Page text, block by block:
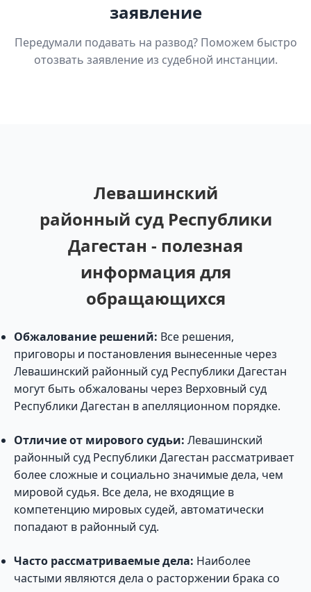
заявление
Передумали подавать на развод? Поможем быстро
отозвать заявление из судебной инстанции.
Левашинский
районный суд Республики
Дагестан - полезная
информация для
обращающихся
Обжалование решений: Все решения,
приговоры и постановления вынесенные через
Левашинский районный суд Республики Дагестан
могут быть обжалованы через Верховный суд
Республики Дагестан в апелляционном порядке.
Отличие от мирового судьи: Левашинский
районный суд Республики Дагестан рассматривает
более сложные и социально значимые дела, чем
мировой судья. Все дела, не входящие в
компетенцию мировых судей, автоматически
попадают в районный суд.
Часто рассматриваемые дела: Наиболее
частыми являются дела о расторжении брака со